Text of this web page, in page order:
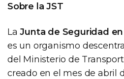
Sobre la JST
LaJunta de Seguridad
es un organismo
del Ministerio de
creado en el mes de abril